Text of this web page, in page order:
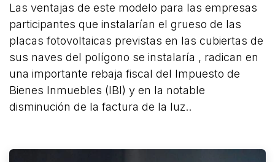
Las ventajas de este modelo para las empresas
participantes que instalarían el grueso de las
placas fotovoltaicas previstas en las cubiertas de
sus naves del polígono se instalaría , radican en
una importante rebaja fiscal del Impuesto de
Bienes Inmuebles (IBI) y en la notable
disminución de la factura de la luz..